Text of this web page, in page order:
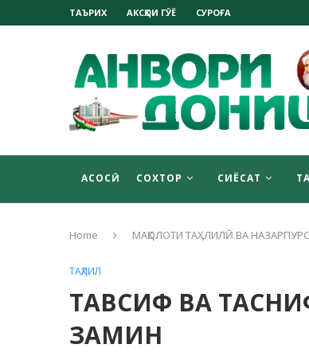
ТАЪРИХ АКСҲОИ ГӮЁ СУРОҒА
АСОСӢ СОХТОР СИЁСАТ
Home МАҚОЛОТИ ТАҲЛИЛӢ ВА
ТАҲЛИЛ
ТАВСИФ ВА
ЗАМИН